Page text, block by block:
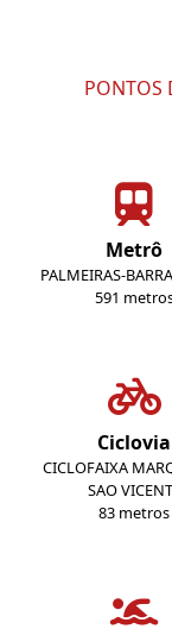
PONTOS
Metrô
PALMEIRAS-
591
Ciclovia
CICLOFAIXA
SAO
83 metros